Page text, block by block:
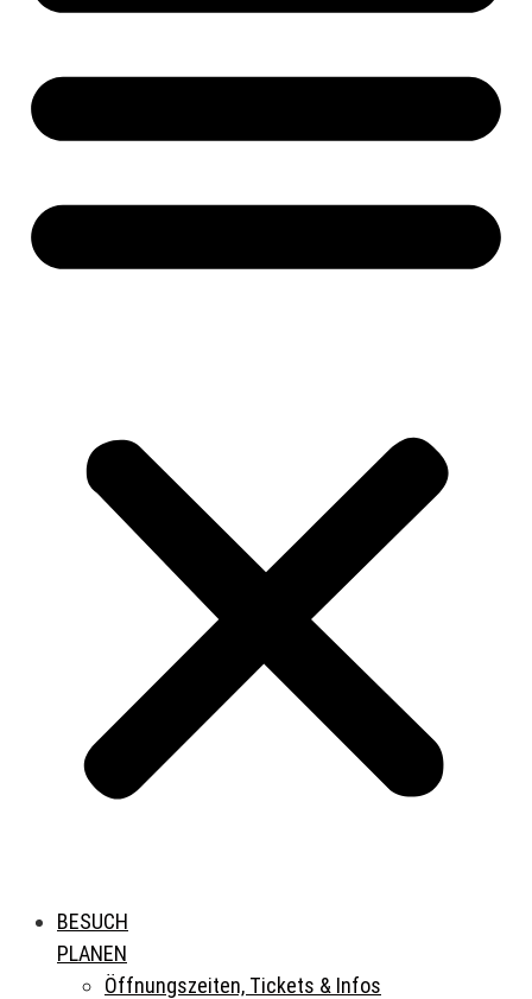
BESUCH
PLANEN
Öffnungszeiten, Tickets & Infos